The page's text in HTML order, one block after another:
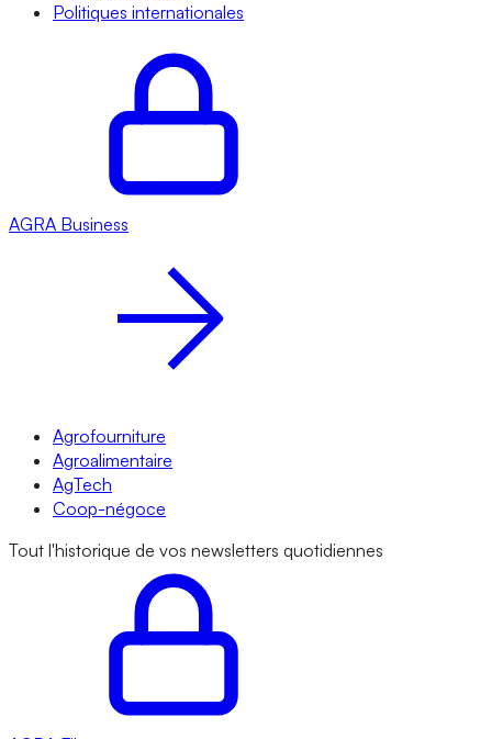
Politiques internationales
AGRA Business
Agrofourniture
Agroalimentaire
AgTech
Coop-négoce
Tout l'historique de vos newsletters quotidiennes